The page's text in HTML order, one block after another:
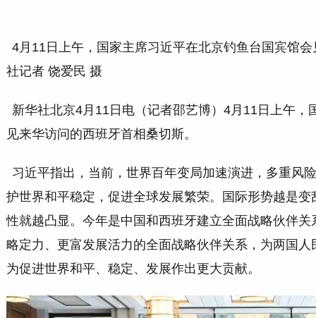
4月11日上午，国家主席习近平在北京钓鱼台国宾馆
社记者 饶爱民 摄
新华社北京4月11日电（记者邵艺博）4月11日上午
见来华访问的西班牙首相桑切斯。
习近平指出，当前，世界百年变局加速演进，多重风
护世界和平稳定，促进全球发展繁荣。国际形势越是
性就越凸显。今年是中国和西班牙建立全面战略伙伴
略定力、更富发展活力的全面战略伙伴关系，为两国
为促进世界和平、稳定、发展作出更大贡献。